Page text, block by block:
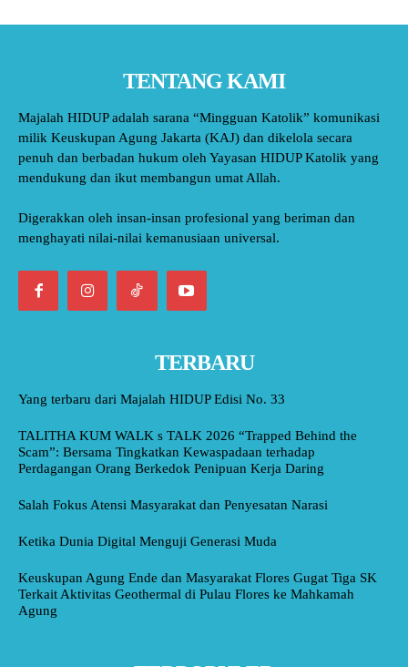
TENTANG KAMI
Majalah HIDUP adalah sarana “Mingguan Katolik” komunikasi
milik Keuskupan Agung Jakarta (KAJ) dan dikelola secara
penuh dan berbadan hukum oleh Yayasan HIDUP Katolik yang
mendukung dan ikut membangun umat Allah.
Digerakkan oleh insan-insan profesional yang beriman dan
menghayati nilai-nilai kemanusiaan universal.
TERBARU
Yang terbaru dari Majalah HIDUP Edisi No. 33
TALITHA KUM WALK s TALK 2026 “Trapped Behind the
Scam”: Bersama Tingkatkan Kewaspadaan terhadap
Perdagangan Orang Berkedok Penipuan Kerja Daring
Salah Fokus Atensi Masyarakat dan Penyesatan Narasi
Ketika Dunia Digital Menguji Generasi Muda
Keuskupan Agung Ende dan Masyarakat Flores Gugat Tiga SK
Terkait Aktivitas Geothermal di Pulau Flores ke Mahkamah
Agung